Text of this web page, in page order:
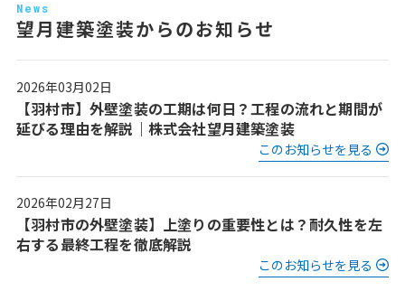
News
望月建築塗装からのお知らせ
2026年03月02日
【羽村市】外壁塗装の工期は何日？工程の流れと期間が
延びる理由を解説｜株式会社望月建築塗装
このお知らせを見る
2026年02月27日
【羽村市の外壁塗装】上塗りの重要性とは？耐久性を左
右する最終工程を徹底解説
このお知らせを見る